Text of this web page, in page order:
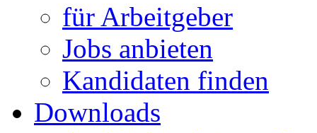
für Arbeitgeber
Jobs anbieten
Kandidaten finden
Downloads